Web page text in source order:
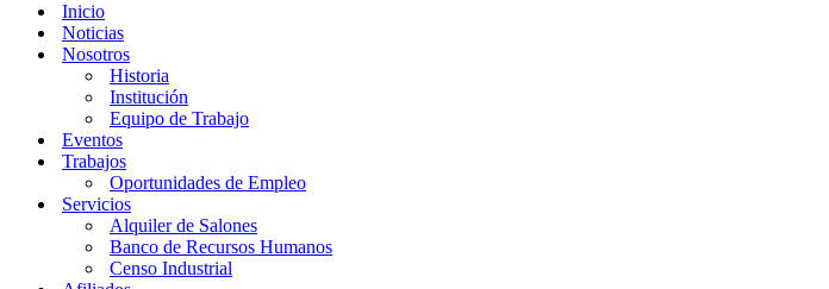
Inicio
Noticias
Nosotros
Historia
Institución
Equipo de Trabajo
Eventos
Trabajos
Oportunidades de Empleo
Servicios
Alquiler de Salones
Banco de Recursos Humanos
Censo Industrial